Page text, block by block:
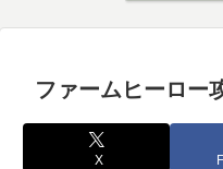
ファームヒーロー
X